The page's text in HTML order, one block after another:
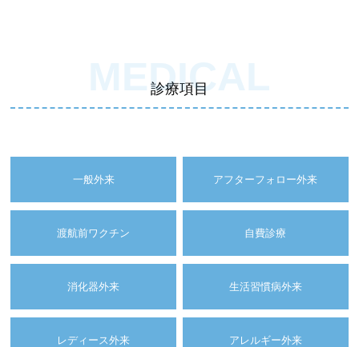
MEDICAL
診療項目
一般外来 アフターフォロー外来
渡航前ワクチン 自費診療
消化器外来 生活習慣病外来
レディース外来 アレルギー外来